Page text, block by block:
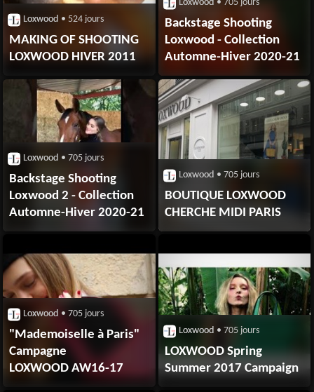
Loxwood • 524 jours
MAKING OF SHOOTING
LOXWOOD HIVER 2011
Loxwood • 705 jours
Backstage Shooting
Loxwood - Collection
Automne-Hiver 2020-21
Loxwood • 705 jours
Backstage Shooting
Loxwood 2 - Collection
Automne-Hiver 2020-21
Loxwood • 705 jours
BOUTIQUE LOXWOOD
CHERCHE MIDI PARIS
Loxwood • 705 jours
"Mademoiselle à Paris"
Campagne
LOXWOOD AW16-17
Loxwood • 705 jours
LOXWOOD Spring
Summer 2017 Campaign